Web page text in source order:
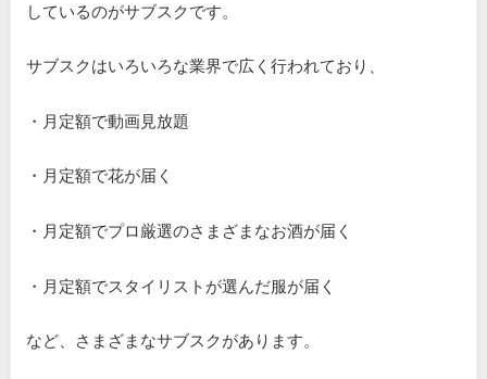
しているのがサブスクです。
サブスクはいろいろな業界で広く行われており、
・月定額で動画見放題
・月定額で花が届く
・月定額でプロ厳選のさまざまなお酒が届く
・月定額でスタイリストが選んだ服が届く
など、さまざまなサブスクがあります。